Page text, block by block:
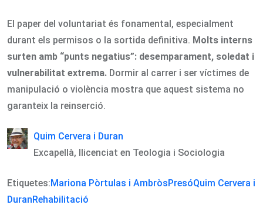
El paper del voluntariat és fonamental, especialment
durant els permisos o la sortida definitiva. Molts interns
surten amb “punts negatius”: desemparament, soledat i
vulnerabilitat extrema. Dormir al carrer i ser víctimes de
manipulació o violència mostra que aquest sistema no
garanteix la reinserció.
Quim Cervera i Duran
Excapellà, llicenciat en Teologia i Sociologia
Etiquetes:Mariona Pòrtulas i AmbròsPresóQuim Cervera i
DuranRehabilitació